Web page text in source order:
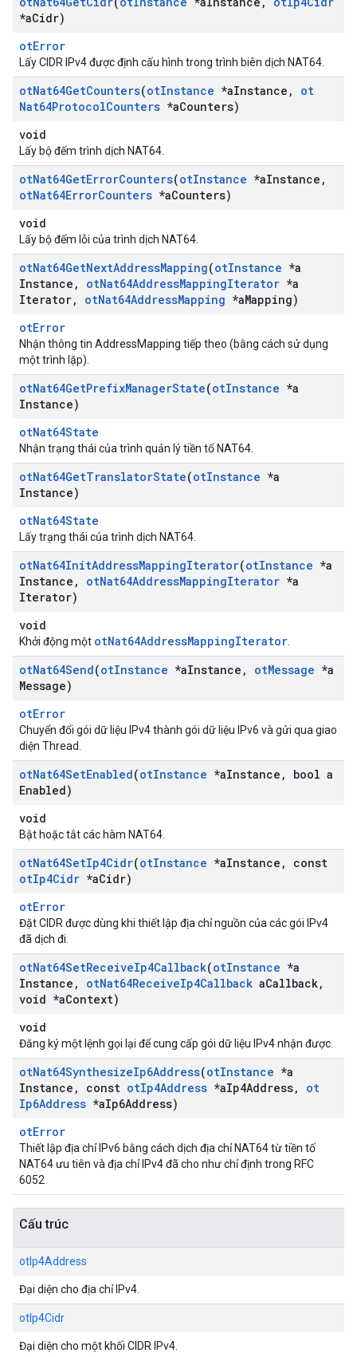
*aCidr)
otError
Lấy CIDR IPv4 được định cấu hình trong trình biên dịch NAT64.
otNat64GetCounters(otInstance *aInstance ,
ot
Nat64ProtocolCounters *aCounters)
void
Lấy bộ đếm trình dịch NAT64.
otNat64GetErrorCounters(otInstance *aInstance ,
otNat64ErrorCounters *aCounters)
void
Lấy bộ đếm lỗi của trình dịch NAT64.
otNat64GetNextAddressMapping(otInstance *a
Instance , otNat64AddressMappingIterator *a
Iterator, otNat64AddressMapping *aMapping)
otError
Nhận thông tin AddressMapping tiếp theo (bằng cách sử dụng
một trình lặp).
otNat64GetPrefixManagerState(otInstance *a
Instance)
otNat64State
Nhận trạng thái của trình quản lý tiền tố NAT64.
otNat64GetTranslatorState(otInstance *a
Instance)
otNat64State
Lấy trạng thái của trình dịch NAT64.
otNat64InitAddressMappingIterator(otInstance *a
Instance , otNat64AddressMappingIterator *a
Iterator)
void
Khởi động một otNat64AddressMappingIterator
otNat64Send(otInstance *aInstance , otMessage *a
Message)
otError
Chuyển đổi gói dữ liệu IPv4 thành gói dữ liệu IPv6 và gửi qua giao
diện Thread.
otNat64SetEnabled(otInstance *aInstance ,
bool a
Enabled)
void
Bật hoặc tắt các hàm NAT64.
otNat64SetIp4Cidr(otInstance *aInstance ,
const
otIp4Cidr *aCidr)
otError
Đặt CIDR được dùng khi thiết lập địa chỉ nguồn của các gói IPv4
đã dịch đi.
otNat64SetReceiveIp4Callback(otInstance *a
Instance , otNat64ReceiveIp4Callback aCallback,
void *aContext)
void
Đăng ký một lệnh gọi lại để cung cấp gói dữ liệu IPv4 nhận được.
otNat64SynthesizeIp6Address(otInstance *a
Instance , const otIp4Address *aIp4Address,
ot
Ip6Address *aIp6Address)
otError
Thiết lập địa chỉ IPv6 bằng cách dịch địa chỉ NAT64 từ tiền tố
NAT64 ưu tiên và địa chỉ IPv4 đã cho như chỉ định trong RFC
6052
Cấu trúc
otIp4Address
Đại diện cho địa chỉ IPv4.
otIp4Cidr
Đại diện cho một khối CIDR IPv4.